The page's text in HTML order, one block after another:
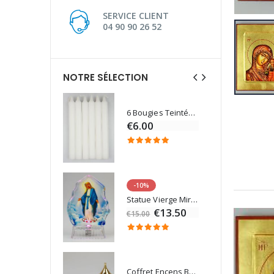
SERVICE CLIENT
04 90 90 26 52
NOTRE SÉLECTION
6 Bougies Teintées Masse Couleur Blanche
€6.00
-10%
Statue Vierge Miraculeuse Lumineuse
€15.00 €13.50
Coffret Encens Benjoin + Charbon + Brûle-encens